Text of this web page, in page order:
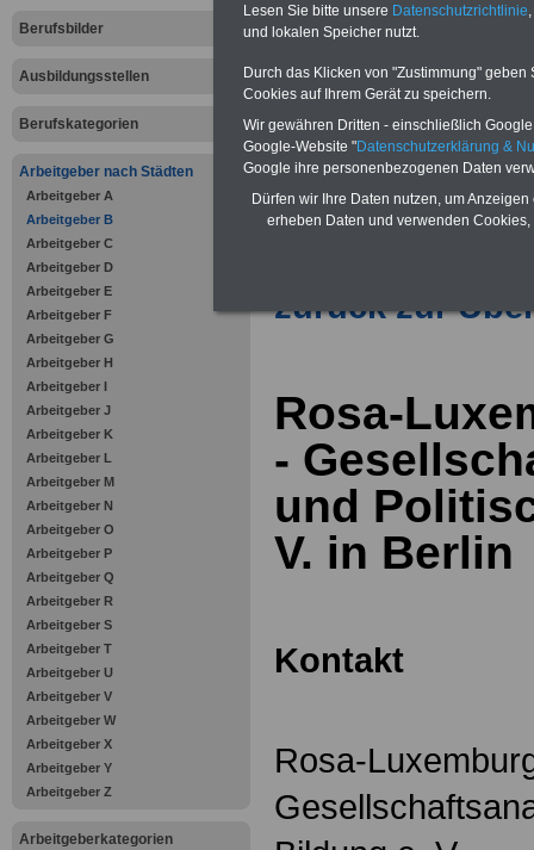
Berufsbilder
Ausbildungsstellen
Berufskategorien
Arbeitgeber nach Städten
Arbeitgeber A
Arbeitgeber B
Arbeitgeber C
Arbeitgeber D
Arbeitgeber E
Arbeitgeber F
Arbeitgeber G
Arbeitgeber H
Arbeitgeber I
Arbeitgeber J
Arbeitgeber K
Arbeitgeber L
Arbeitgeber M
Arbeitgeber N
Arbeitgeber O
Arbeitgeber P
Arbeitgeber Q
Arbeitgeber R
Arbeitgeber S
Arbeitgeber T
Arbeitgeber U
Arbeitgeber V
Arbeitgeber W
Arbeitgeber X
Arbeitgeber Y
Arbeitgeber Z
Arbeitgeberkategorien
Vergleichen und sparen
Bausparen schon ab 16 Jahren
Krankenzusatzversicherung-
Online-Vergleich Gesetzliche
Krankenkassen-
Zahnzusatzversicherung
-
Vorteile der Privaten
Krankenversicherung
zurück zur
Rosa-
-
und
V. in Berlin
Kontakt
Rosa-
Lesen Sie bitte unsere Datenschutzrichtlinie
und lokalen Speicher nutzt.
Durch das Klicken von "Zustimmung"
Cookies auf Ihrem Gerät zu speichern.
Wir gewähren Dritten - einschließlich
Google-Website "Datenschutzerklärung &
Google ihre personenbezogenen Daten
Dürfen wir Ihre Daten nutzen, um
erheben Daten und verwenden